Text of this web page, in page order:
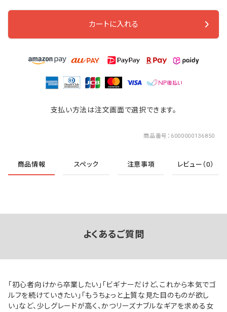
カートに入れる
支払い方法は注文画面で選択できます。
商品番号 6000000136850
商品情報 スペック 注意事項 レビュー（0）
よくあるご質問
「初心者向けから卒業したい」「ビギナーだけど、これから本気でゴ
ルフを続けていきたい」「もうちょっと上質な見た目のものが欲し
い」など、少しグレードが高く、かつリーズナブルなギアを求める女